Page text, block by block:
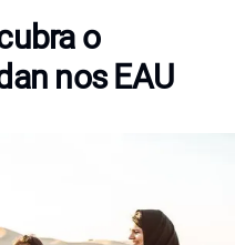
o
nos EAU